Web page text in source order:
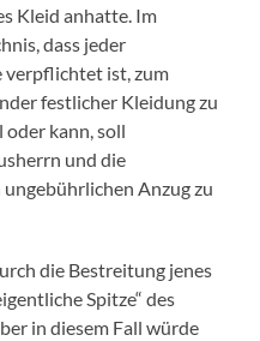
Kleid anhatte. Im
dass jeder
verpflichtet ist, zum
festlicher Kleidung zu
oder kann, soll
und die
Anzug zu
die Bestreitung jenes
Spitze“ des
in diesem Fall würde